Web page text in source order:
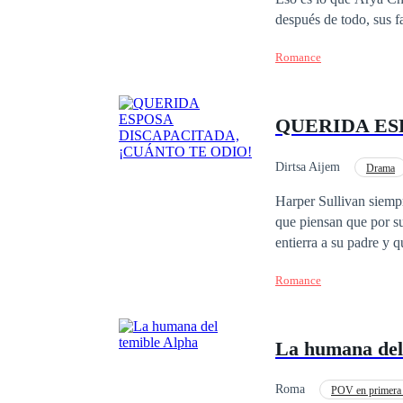
después de todo,
Romance
QUERIDA
Dirtsa Aijem Drama
Harper Sullivan
que piensan que por su
entierra a su padre y
todos que no es una inútil, como piensan. Sin embargo, a
inesperada como
madre aunque eso
Romance
La humana
Roma POV en primera